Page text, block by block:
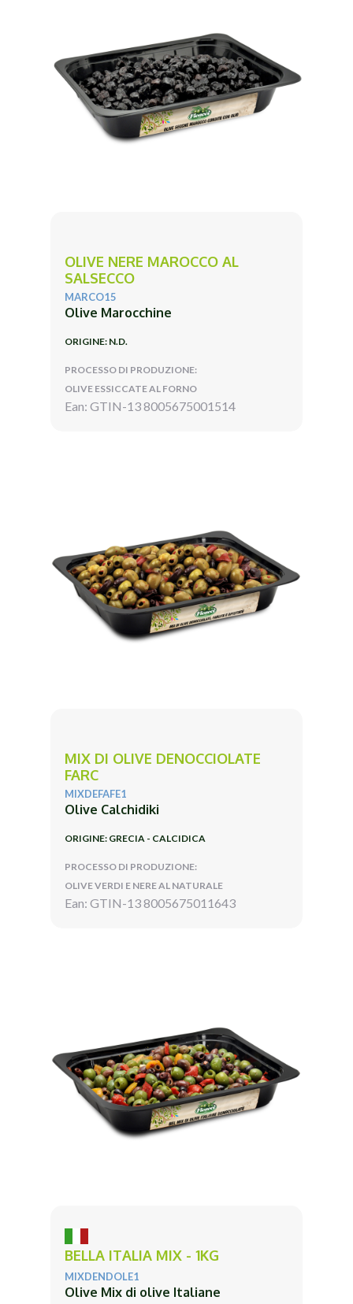
OLIVE NERE MAROCCO AL
SALSECCO
MARCO15
Olive Marocchine
ORIGINE: N.D.
PROCESSO DI PRODUZIONE:
OLIVE ESSICCATE AL FORNO
Ean: GTIN-13 8005675001514
MIX DI OLIVE DENOCCIOLATE
FARC
MIXDEFAFE1
Olive Calchidiki
ORIGINE: GRECIA - CALCIDICA
PROCESSO DI PRODUZIONE:
OLIVE VERDI E NERE AL NATURALE
Ean: GTIN-13 8005675011643
BELLA ITALIA MIX - 1KG
MIXDENDOLE1
Olive Mix di olive Italiane